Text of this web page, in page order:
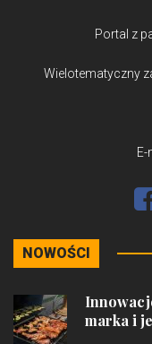
Portal z
Wielotematyczny
E-
NOWOŚCI
marka i